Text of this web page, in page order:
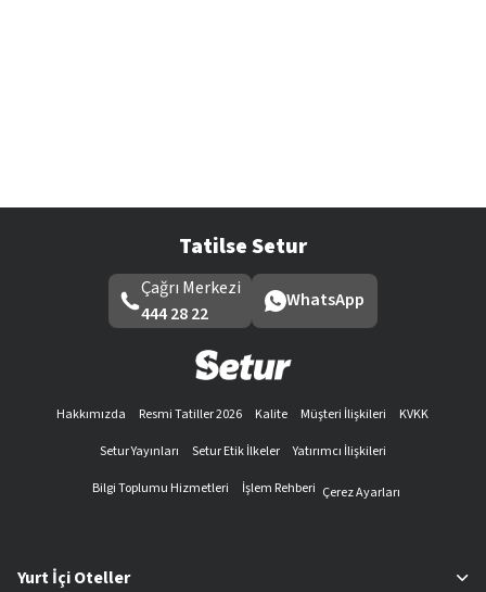
Tatilse Setur
Çağrı Merkezi
444 28 22
WhatsApp
Hakkımızda Resmi Tatiller 2026 Kalite Müşteri İlişkileri
KVKK
Setur Yayınları
Setur Etik İlkeler
Yatırımcı İlişkileri
Bilgi Toplumu Hizmetleri
İşlem Rehberi Çerez Ayarları
Yurt İçi Oteller